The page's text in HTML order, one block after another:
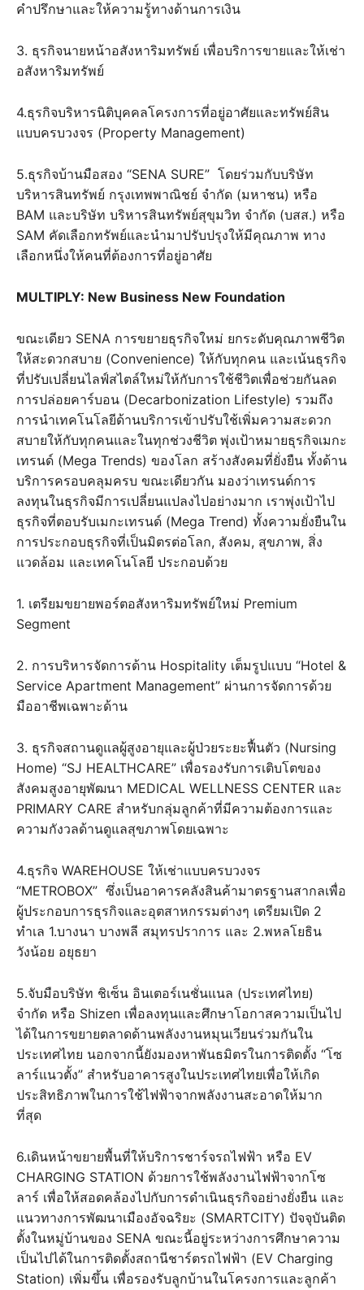
คำปรึกษาและให้ความรู้ทางด้านการเงิน
3. ธุรกิจนายหน้าอสังหาริมทรัพย์ เพื่อบริการขายและให้เช่า
อสังหาริมทรัพย์
4.ธุรกิจบริหารนิติบุคคลโครงการที่อยู่อาศัยและทรัพย์สิน
แบบครบวงจร (Property Management)
5.ธุรกิจบ้านมือสอง “SENA SURE” โดยร่วมกับบริษัท
บริหารสินทรัพย์ กรุงเทพพาณิชย์ จำกัด (มหาชน) หรือ
BAM และบริษัท บริหารสินทรัพย์สุขุมวิท จำกัด (บสส.) หรือ
SAM คัดเลือกทรัพย์และนำมาปรับปรุงให้มีคุณภาพ ทาง
เลือกหนึ่งให้คนที่ต้องการที่อยู่อาศัย
MULTIPLY: New Business New Foundation
ขณะเดียว SENA การขยายธุรกิจใหม่ ยกระดับคุณภาพชีวิต
ให้สะดวกสบาย (Convenience) ให้กับทุกคน และเน้นธุรกิจ
ที่ปรับเปลี่ยนไลฟ์สไตล์ใหม่ให้กับการใช้ชีวิตเพื่อช่วยกันลด
การปล่อยคาร์บอน (Decarbonization Lifestyle) รวมถึง
การนำเทคโนโลยีด้านบริการเข้าปรับใช้เพิ่มความสะดวก
สบายให้กับทุกคนและในทุกช่วงชีวิต พุ่งเป้าหมายธุรกิจเมกะ
เทรนด์ (Mega Trends) ของโลก สร้างสังคมที่ยั่งยืน ทั้งด้าน
บริการครอบคลุมครบ ขณะเดียวกัน มองว่าเทรนด์การ
ลงทุนในธุรกิจมีการเปลี่ยนแปลงไปอย่างมาก เราพุ่งเป้าไป
ธุรกิจที่ตอบรับเมกะเทรนด์ (Mega Trend) ทั้งความยั่งยืนใน
การประกอบธุรกิจที่เป็นมิตรต่อโลก, สังคม, สุขภาพ, สิ่ง
แวดล้อม และเทคโนโลยี ประกอบด้วย
1. เตรียมขยายพอร์ตอสังหาริมทรัพย์ใหม่ Premium
Segment
2. การบริหารจัดการด้าน Hospitality เต็มรูปแบบ “Hotel &
Service Apartment Management” ผ่านการจัดการด้วย
มืออาชีพเฉพาะด้าน
3. ธุรกิจสถานดูแลผู้สูงอายุและผู้ป่วยระยะฟื้นตัว (Nursing
Home) “SJ HEALTHCARE” เพื่อรองรับการเติบโตของ
สังคมสูงอายุพัฒนา MEDICAL WELLNESS CENTER และ
PRIMARY CARE สำหรับกลุ่มลูกค้าที่มีความต้องการและ
ความกังวลด้านดูแลสุขภาพโดยเฉพาะ
4.ธุรกิจ WAREHOUSE ให้เช่าแบบครบวงจร
“METROBOX” ซึ่งเป็นอาคารคลังสินค้ามาตรฐานสากลเพื่อ
ผู้ประกอบการธุรกิจและอุตสาหกรรมต่างๆ เตรียมเปิด 2
ทำเล 1.บางนา บางพลี สมุทรปราการ และ 2.พหลโยธิน
วังน้อย อยุธยา
5.จับมือบริษัท ชิเซ็น อินเตอร์เนชั่นแนล (ประเทศไทย)
จำกัด หรือ Shizen เพื่อลงทุนและศึกษาโอกาสความเป็นไป
ได้ในการขยายตลาดด้านพลังงานหมุนเวียนร่วมกันใน
ประเทศไทย นอกจากนี้ยังมองหาพันธมิตรในการติดตั้ง “โซ
ลาร์แนวตั้ง” สำหรับอาคารสูงในประเทศไทยเพื่อให้เกิด
ประสิทธิภาพในการใช้ไฟฟ้าจากพลังงานสะอาดให้มาก
ที่สุด
6.เดินหน้าขยายพื้นที่ให้บริการชาร์จรถไฟฟ้า หรือ EV
CHARGING STATION ด้วยการใช้พลังงานไฟฟ้าจากโซ
ลาร์ เพื่อให้สอดคล้องไปกับการดำเนินธุรกิจอย่างยั่งยืน และ
แนวทางการพัฒนาเมืองอัจฉริยะ (SMARTCITY) ปัจจุบันติด
ตั้งในหมู่บ้านของ SENA ขณะนี้อยู่ระหว่างการศึกษาความ
เป็นไปได้ในการติดตั้งสถานีชาร์ตรถไฟฟ้า (EV Charging
Station) เพิ่มขึ้น เพื่อรองรับลูกบ้านในโครงการและลูกค้า